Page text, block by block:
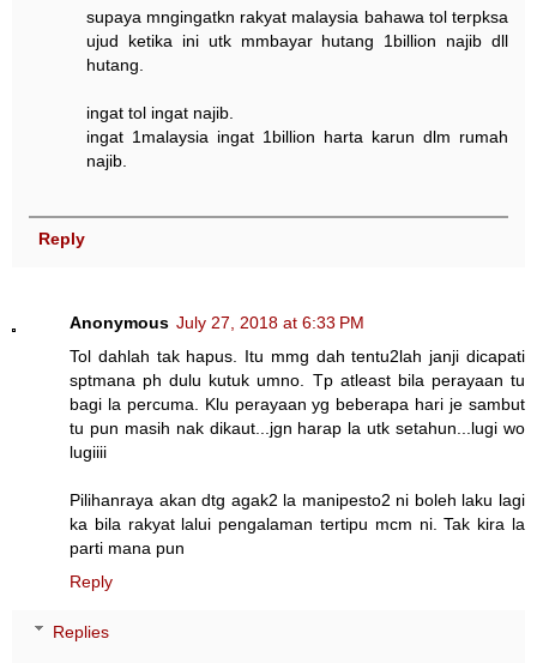
supaya mngingatkn rakyat malaysia bahawa tol terpksa
ujud ketika ini utk mmbayar hutang 1billion najib dll
hutang.
ingat tol ingat najib.
ingat 1malaysia ingat 1billion harta karun dlm rumah
najib.
Reply
Anonymous July 27, 2018 at 6:33 PM
Tol dahlah tak hapus. Itu mmg dah tentu2lah janji dicapati
sptmana ph dulu kutuk umno. Tp atleast bila perayaan tu
bagi la percuma. Klu perayaan yg beberapa hari je sambut
tu pun masih nak dikaut...jgn harap la utk setahun...lugi wo
lugiiii
Pilihanraya akan dtg agak2 la manipesto2 ni boleh laku lagi
ka bila rakyat lalui pengalaman tertipu mcm ni. Tak kira la
parti mana pun
Reply
Replies